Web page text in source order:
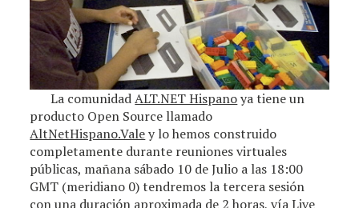
La comunidadALT.NET Hispanoya tiene un
producto Open Source llamado
AltNetHispano.Valey lo hemos construido
completamente durante reuniones virtuales
públicas, mañana sábado 10 de Julio a las 18:00
GMT (meridiano 0) tendremos la tercera sesión
con una duración aproximada de 2 horas, vía Live